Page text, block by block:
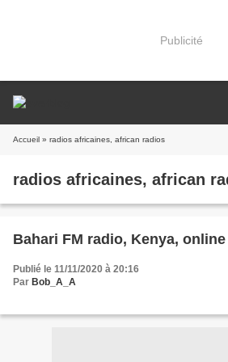
Publicité
Accueil » radios africaines, african radios
radios africaines, african
Bahari FM radio, Kenya, online
Publié le 11/11/2020 à 20:16
Par Bob_A_A